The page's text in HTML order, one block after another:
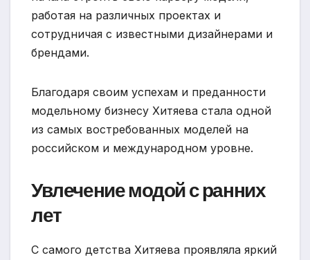
работая на различных проектах и
сотрудничая с известными дизайнерами и
брендами.
Благодаря своим успехам и преданности
модельному бизнесу Хитяева стала одной
из самых востребованных моделей на
российском и международном уровне.
Увлечение модой с ранних
лет
С самого детства Хитяева проявляла яркий